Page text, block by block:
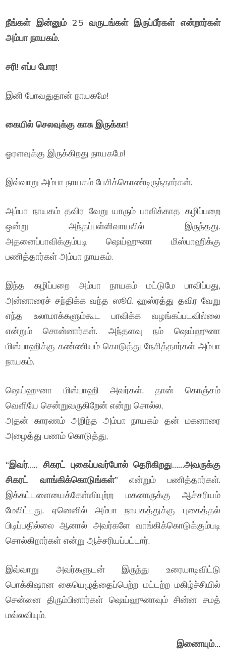
நீங்கள் இன்னும் 25 வருடங்கள் இருப்பீர்கள் என்றார்கள்
அம்பா நாயகம்.
சரி! எப்ப போர!
இனி போவதுதான் நாயகமே!
கையில் செலவுக்கு காசு இருக்கா!
ஓரளவுக்கு இருக்கிறது நாயகமே!
இவ்வாறு அம்பா நாயகம் பேசிக்கொண்டிருந்தார்கள்.
அம்பா நாயகம் தவிர வேறு யாரும் பாவிக்காத கழிப்பறை
ஒன்று அந்தப்பள்ளிவாயலில் இருந்தது.
அதனைப்பாவிக்கும்படி ஷெய்ஹுனா மிஸ்பாஹிக்கு
பணித்தார்கள் அம்பா நாயகம்.
இந்த கழிப்பறை அம்பா நாயகம் மட்டுமே பாவிப்பது,
அன்னாரைச் சந்திக்க வந்த ஸூபி ஹஸ்ரத்து தவிர வேறு
எந்த உலாமாக்களும்கூட பாவிக்க வழங்கப்படவில்லை
என்றும் சொன்னார்கள். அந்தளவு நம் ஷெய்ஹுனா
மிஸ்பாஹிக்கு கண்ணியம் கொடுத்து நேசித்தார்கள் அம்பா
நாயகம்.
ஷெய்ஹுனா மிஸ்பாஹி அவர்கள், தான் கொஞ்சம்
வெளியே சென்றுவருகிறேன் என்று சொல்ல,
அதன் காரணம் அறிந்த அம்பா நாயகம் தன் மகனாரை
அழைத்து பணம் கொடுத்து,
“இவர்….. சிகரட் புகைப்பவர்போல் தெரிகிறது……அவருக்கு
சிகரட் வாங்கிக்கொடுங்கள்” என்றும் பணித்தார்கள்.
இக்கட்டளையைக்கேள்வியுற்ற மகனாருக்கு ஆச்சரியம்
மேலிட்டது. ஏனெனில் அம்பா நாயகத்துக்கு புகைத்தல்
பிடிப்பதில்லை ஆனால் அவர்களே வாங்கிக்கொடுக்கும்படி
சொல்கிறார்கள் என்று ஆச்சரியப்பட்டார்.
இவ்வாறு அவர்களுடன் இருந்து உரையாடிவிட்டு
பொக்கிஷான கையெழுத்தைப்பெற்ற மட்டற்ற மகிழ்ச்சியில்
சென்னை திரும்பினார்கள் ஷெய்ஹுனாவும் சின்ன சமத்
மவ்லவியும்.
இணையும்…